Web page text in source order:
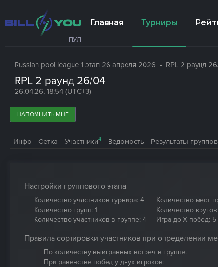
ПУЛ
Главная Турниры
Russian pool league 1 этап 26 апреля 2026 - RPL 2 раунд
RPL 2 раунд 26/04
26.04.26, 18:54 (UTC+3)
НАПОМНИТЬ МНЕ
Инфо Сетка Участники4 Ведомость Результаты
Настройки группового этапа
Количество участников турнира: 4
Количество групп: 1
Количество участников в группе: 4
Количество мест
Количество
Игра до Х побед: 5
Правила сортировки участников при определении
По количеству выигранных встреч в группе.
При равенстве побед у двух игроков: